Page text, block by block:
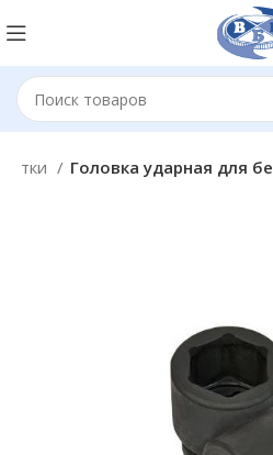
Головка ударная для